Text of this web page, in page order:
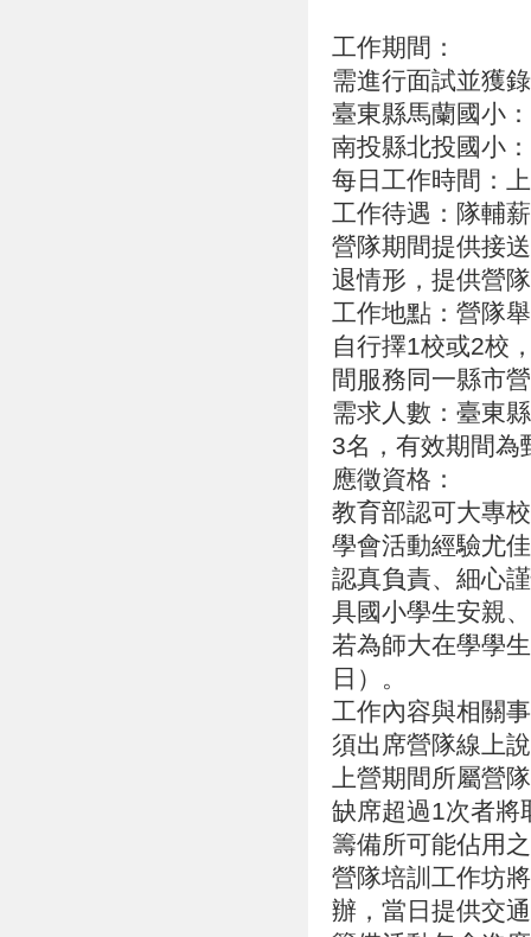
工作期間：
需進行面試並獲
臺東縣馬蘭國小
南投縣北投國小
每日工作時間：
工作待遇：隊輔
營隊期間提供接
退情形，提供營
工作地點：營隊
自行擇1校或2校
間服務同一縣市
需求人數：臺東
3名，有效期間為
應徵資格：
教育部認可大專
學會活動經驗尤
認真負責、細心
具國小學生安親
若為師大在學學
日）。
工作內容與相關
須出席營隊線上
上營期間所屬營
缺席超過1次者將
籌備所可能佔用
營隊培訓工作坊
辦，當日提供交